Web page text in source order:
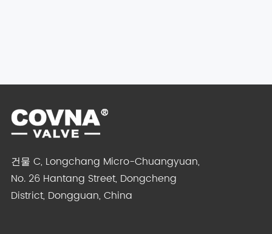
건물 C, Longchang Micro-Chuangyuan,
No. 26 Hantang Street, Dongcheng
District, Dongguan, China